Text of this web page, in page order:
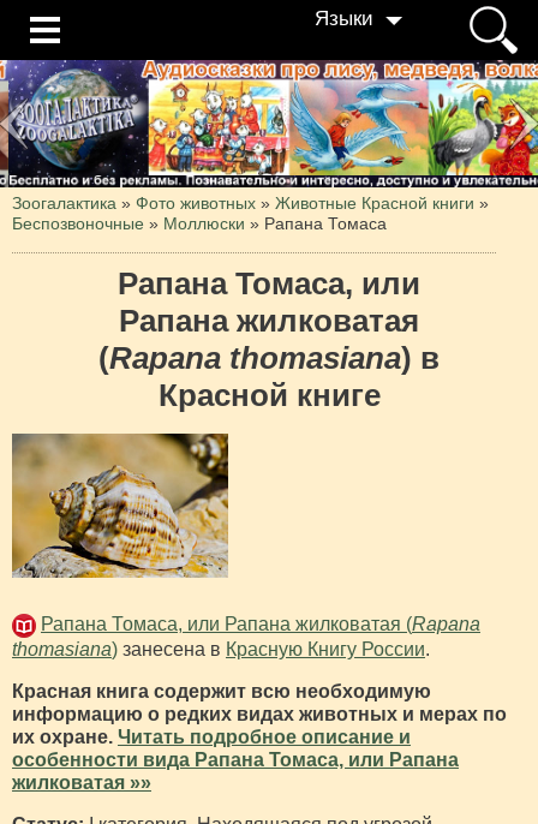
Языки
Зоогалактика » Фото животных » Животные Красной книги »
Беспозвоночные » Моллюски » Рапана Томаса
Рапана Томаса, или
Рапана жилковатая
(Rapana thomasiana) в
Красной книге
Рапана Томаса, или Рапана жилковатая (Rapana
thomasiana) занесена в Красную Книгу России.
Красная книга содержит всю необходимую
информацию о редких видах животных и мерах по
их охране. Читать подробное описание и
особенности вида Рапана Томаса, или Рапана
жилковатая »»